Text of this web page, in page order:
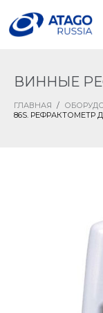
ВИННЫЕ
ГЛАВНАЯ /
86S. РЕФРАКТОМЕТР